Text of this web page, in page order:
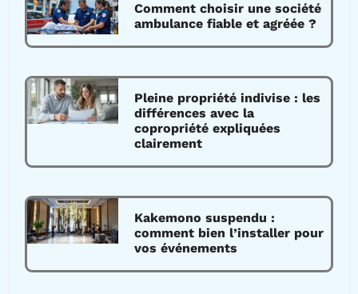
Comment choisir une société
ambulance fiable et agréée ?
Pleine propriété indivise : les
différences avec la
copropriété expliquées
clairement
Kakemono suspendu :
comment bien l’installer pour
vos événements